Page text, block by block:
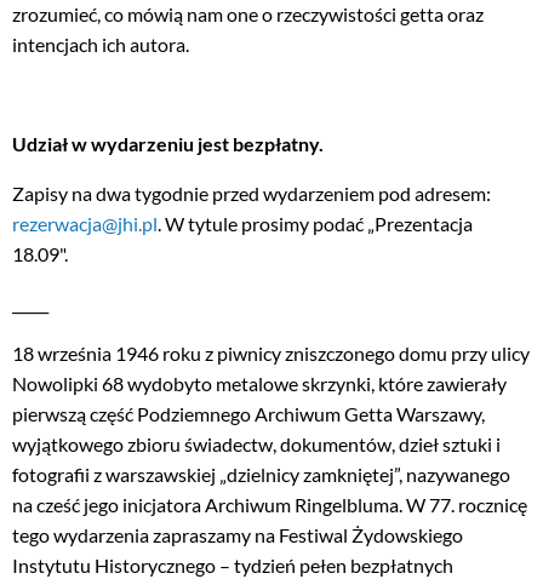
zrozumieć, co mówią nam one o rzeczywistości getta oraz
intencjach ich autora.
Udział w wydarzeniu jest bezpłatny.
Zapisy na dwa tygodnie przed wydarzeniem pod adresem:
rezerwacja@jhi.pl . W tytule prosimy podać „Prezentacja
18.09".
18 września 1946 roku z piwnicy zniszczonego domu przy ulicy
Nowolipki 68 wydobyto metalowe skrzynki, które zawierały
pierwszą część Podziemnego Archiwum Getta Warszawy,
wyjątkowego zbioru świadectw, dokumentów, dzieł sztuki i
fotografii z warszawskiej „dzielnicy zamkniętej”, nazywanego
na cześć jego inicjatora Archiwum Ringelbluma. W 77. rocznicę
tego wydarzenia zapraszamy na Festiwal Żydowskiego
Instytutu Historycznego – tydzień pełen bezpłatnych